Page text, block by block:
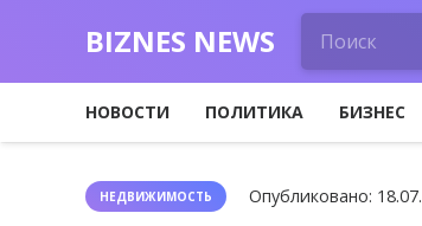
BIZNES NEWS
НОВОСТИ ПОЛИТИКА БИЗНЕС
НЕДВИЖИМОСТЬ Опубликовано: